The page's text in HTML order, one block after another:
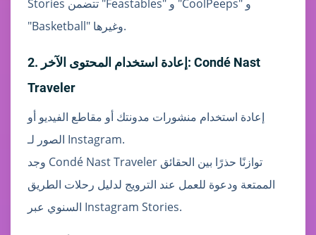
Stories تتضمن "Feastables" و "CoolPeeps" و
"Basketball" وغيرها.
2. إعادة استخدام المحتوى الآخر: Condé Nast
Traveler
إعادة استخدام منشورات مدونتك أو مقاطع الفيديو أو
الصور لـ Instagram.
وجد Condé Nast Traveler توازنًا حذرًا بين الحقائق
الممتعة ودعوة للعمل عند الترويج لدليل رحلات الطريق
السنوي عبر Instagram Stories.